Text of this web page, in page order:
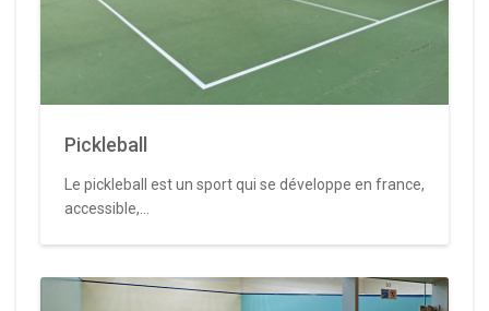
Pickleball
Le pickleball est un sport qui se développe en france,
accessible,...